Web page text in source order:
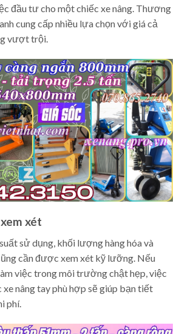
đầu tư cho một chiếc xe nâng. Thương
cung cấp nhiều lựa chọn với giá cả
vượt trội.
xét
sử dụng, khối lượng hàng hóa và
cần được xem xét kỹ lưỡng. Nếu
việc trong môi trường chật hẹp, việc
xe nâng tay phù hợp sẽ giúp bạn tiết
phí.